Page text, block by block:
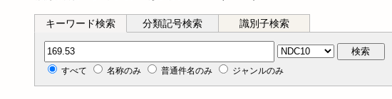
キーワード検索 分類記号検索 識別子検索
分類記号検索 検索
すべて 名称のみ 普通件名のみ ジャンルのみ